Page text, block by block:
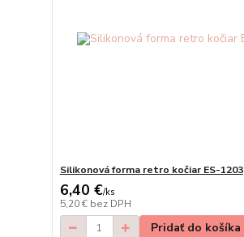
Silikonová forma retro kočiar ES-1203
6,40 €/ks
5,20 € bez DPH
Pridať do košíka